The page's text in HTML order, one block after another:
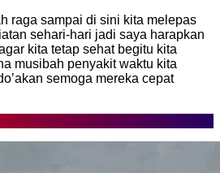
raga sampai di sini kita melepas
sehari-hari jadi saya harapkan
kita tetap sehat begitu kita
musibah penyakit waktu kita
semoga mereka cepat